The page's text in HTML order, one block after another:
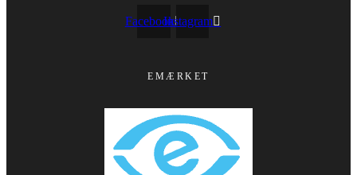
FacebookInstagram
EMÆRKET